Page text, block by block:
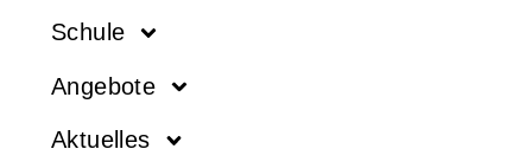
Schule
Angebote
Aktuelles